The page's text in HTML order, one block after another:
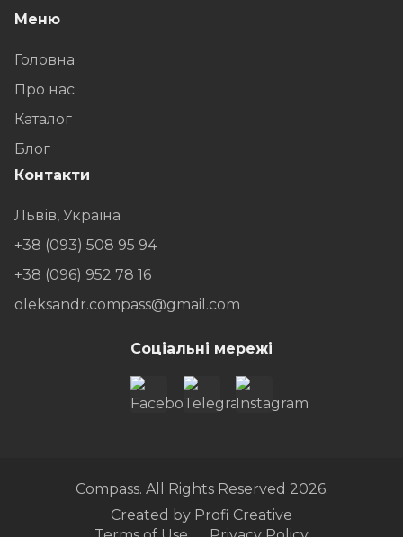
Меню
Головна
Про нас
Каталог
Блог
Контакти
Львів, Україна
+38 (093) 508 95 94
+38 (096) 952 78 16
oleksandr.compass@gmail.com
Соціальні мережі
Compass. All Rights Reserved 2026.
Created by Profi Creative